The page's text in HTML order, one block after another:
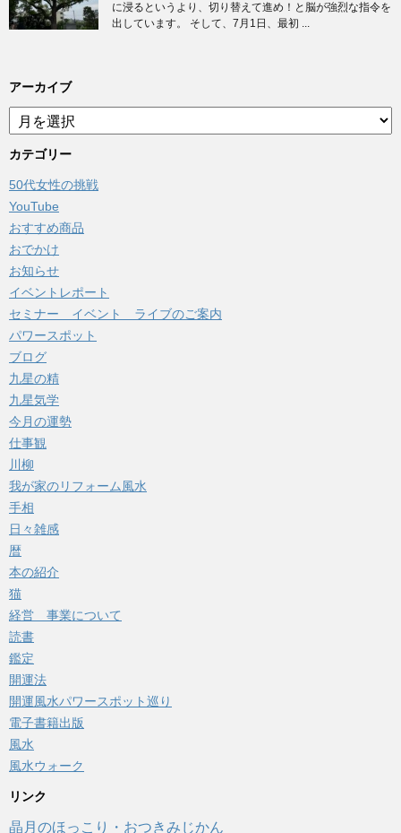
に浸るというより、切り替えて進め！と脳が強烈な指令を
出しています。 そして、7月1日、最初 ...
アーカイブ
ア
ー
カ
ブ
カテゴリー
50代女性の挑戦
YouTube
おすすめ商品
おでかけ
お知らせ
イベントレポート
セミナー イベント ライブのご案内
パワースポット
ブログ
九星の精
九星気学
今月の運勢
仕事観
川柳
我が家のリフォーム風水
手相
日々雑感
暦
本の紹介
猫
経営 事業について
読書
鑑定
開運法
開運風水パワースポット巡り
電子書籍出版
風水
風水ウォーク
リンク
晶月のほっこり・おつきみじかん